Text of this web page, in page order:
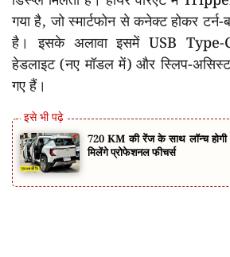
गया है, जो स्मार्टफोन से कनेक्ट होकर टर्न-
है। इसके अलावा इसमें USB Type-C
हेडलाइट (नए मॉडल में) और स्लिप-
गए हैं।
720 KM की रेंज के साथ लॉन्च
मिलेंगे प्रोफेशनल फीचर्स